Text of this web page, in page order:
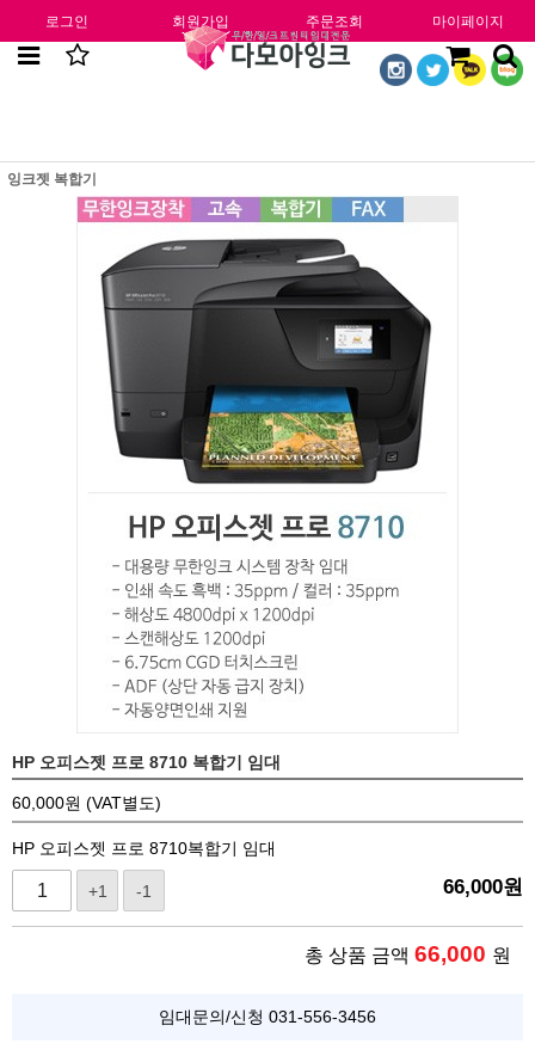
로그인 회원가입 주문조회 마이페이지
잉크젯 복합기
HP 오피스젯 프로 8710 복합기 임대
60,000원 (VAT별도)
HP 오피스젯 프로 8710복합기 임대
+1 -1 66,000원
총 상품 금액 66,000 원
임대문의/신청 031-556-3456